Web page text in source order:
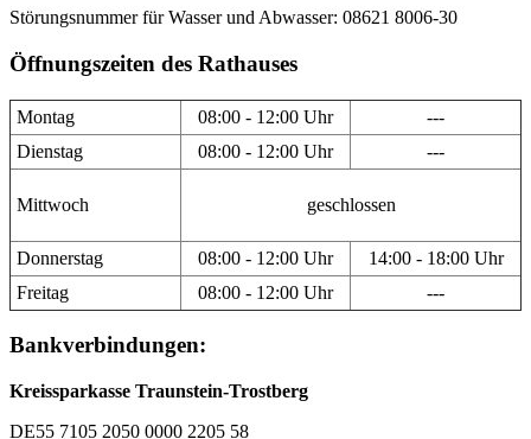
Störungsnummer für Wasser und Abwasser: 08621 8006-30
Öffnungszeiten des Rathauses
Montag 08:00 - 12:00 Uhr
---
Dienstag
08:00 - 12:00 Uhr ---
Mittwoch geschlossen
Donnerstag 08:00 - 12:00 Uhr
14:00 - 18:00 Uhr
Freitag
08:00 - 12:00 Uhr ---
Bankverbindungen:
Kreissparkasse Traunstein-Trostberg
DE55 7105 2050 0000 2205 58